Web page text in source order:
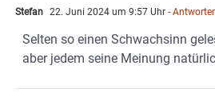
Stefan 22. Juni 2024 um 9:57 Uhr -
Selten so einen Schwachsinn
aber jedem seine Meinung